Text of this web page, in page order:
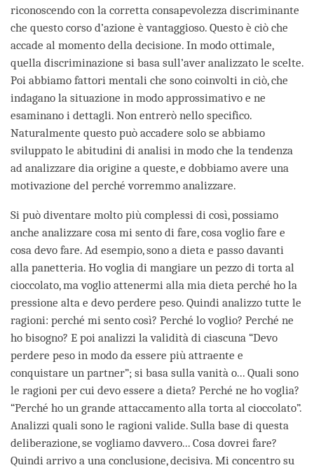
riconoscendo con la corretta consapevolezza discriminante
che questo corso d’azione è vantaggioso. Questo è ciò che
accade al momento della decisione. In modo ottimale,
quella discriminazione si basa sull’aver analizzato le scelte.
Poi abbiamo fattori mentali che sono coinvolti in ciò, che
indagano la situazione in modo approssimativo e ne
esaminano i dettagli. Non entrerò nello specifico.
Naturalmente questo può accadere solo se abbiamo
sviluppato le abitudini di analisi in modo che la tendenza
ad analizzare dia origine a queste, e dobbiamo avere una
motivazione del perché vorremmo analizzare.
Si può diventare molto più complessi di così, possiamo
anche analizzare cosa mi sento di fare, cosa voglio fare e
cosa devo fare. Ad esempio, sono a dieta e passo davanti
alla panetteria. Ho voglia di mangiare un pezzo di torta al
cioccolato, ma voglio attenermi alla mia dieta perché ho la
pressione alta e devo perdere peso. Quindi analizzo tutte le
ragioni: perché mi sento così? Perché lo voglio? Perché ne
ho bisogno? E poi analizzi la validità di ciascuna “Devo
perdere peso in modo da essere più attraente e
conquistare un partner”; si basa sulla vanità o... Quali sono
le ragioni per cui devo essere a dieta? Perché ne ho voglia?
“Perché ho un grande attaccamento alla torta al cioccolato”.
Analizzi quali sono le ragioni valide. Sulla base di questa
deliberazione, se vogliamo davvero... Cosa dovrei fare?
Quindi arrivo a una conclusione, decisiva. Mi concentro su